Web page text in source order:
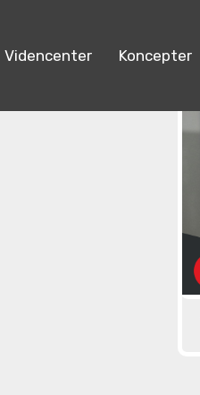
Videncenter Koncepter